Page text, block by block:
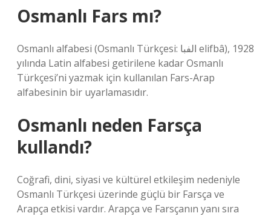
Osmanlı Fars mı?
Osmanlı alfabesi (Osmanlı Türkçesi: الفبا elifbâ), 1928
yılında Latin alfabesi getirilene kadar Osmanlı
Türkçesi’ni yazmak için kullanılan Fars-Arap
alfabesinin bir uyarlamasıdır.
Osmanlı neden Farsça
kullandı?
Coğrafi, dini, siyasi ve kültürel etkileşim nedeniyle
Osmanlı Türkçesi üzerinde güçlü bir Farsça ve
Arapça etkisi vardır. Arapça ve Farsçanın yanı sıra